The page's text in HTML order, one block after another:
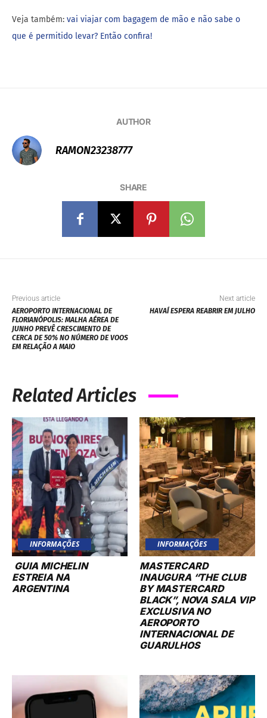
Veja também: vai viajar com bagagem de mão e não sabe o
que é permitido levar? Então confira!
AUTHOR
RAMON23238777
SHARE
Previous article
AEROPORTO INTERNACIONAL DE
FLORIANÓPOLIS: MALHA AÉREA DE
JUNHO PREVÊ CRESCIMENTO DE
CERCA DE 50% NO NÚMERO DE VOOS
EM RELAÇÃO A MAIO
Next article
HAVAÍ ESPERA REABRIR EM JULHO
Related Articles
INFORMAÇÕES
GUIA MICHELIN
ESTREIA NA
ARGENTINA
INFORMAÇÕES
MASTERCARD
INAUGURA “THE CLUB
BY MASTERCARD
BLACK”, NOVA SALA VIP
EXCLUSIVA NO
AEROPORTO
INTERNACIONAL DE
GUARULHOS